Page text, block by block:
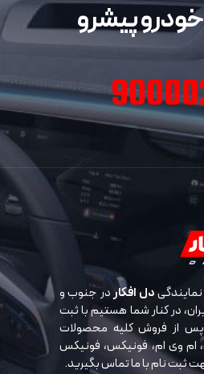
خودرو پیشرو
دل افکاردر جنوب و
در کنار شما هستیم با ثبت
پس از فروش کلیه محصولات
ام وی ام، فونیکس، فونیکس